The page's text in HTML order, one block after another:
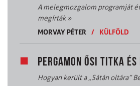
A melegmozgalom programját
megírták»
MORVAY PÉTER
/ KÜLFÖLD
PERGAMON ŐSI TITKA ÉS
Hogyan került a „Sátán oltára”